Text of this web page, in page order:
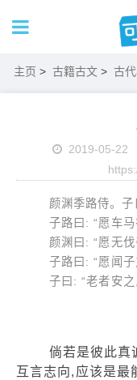
主页 > 古籍古文 > 古
2019-05-22
颜渊季路侍。
子路曰: “愿车马衣
颜渊曰: “愿无伐
子路曰: “愿闻子
子曰: “老者安之,
倘若是彼此真诚
互言志向,应该是最